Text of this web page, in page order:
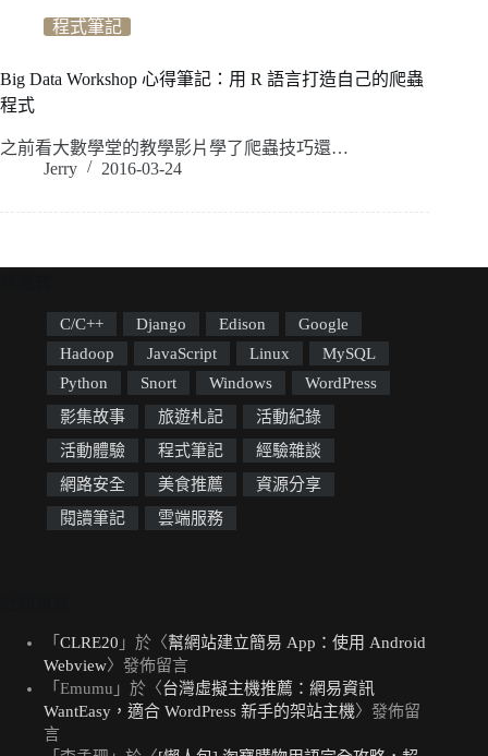
程式筆記
Big Data Workshop 心得筆記：用 R 語言打造自己的爬蟲
程式
之前看大數學堂的教學影片學了爬蟲技巧還…
Jerry
2016-03-24
C/C++ Django Edison
Google
Hadoop
JavaScript Linux
MySQL
Python
Snort Windows
WordPress
影集故事
旅遊札記
活動紀錄
活動體驗
程式筆記
經驗雜談
網路安全
美食推薦
資源分享
閱讀筆記
雲端服務
「 CLRE20 」於〈幫網站建立簡易 App：使用 Android
Webview〉發佈留言
「 Emumu 」於〈台灣虛擬主機推薦：網易資訊
WantEasy，適合 WordPress 新手的架站主機〉發佈留
言